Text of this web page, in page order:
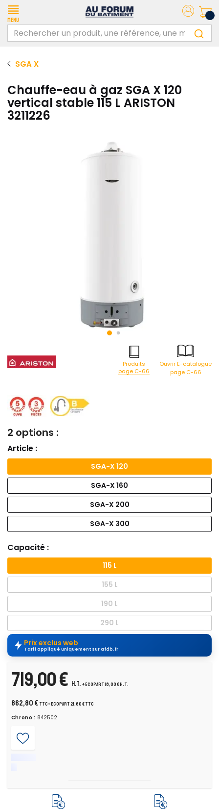
Menu
SGA X
Chauffe-eau à gaz SGA X 120
vertical stable 115 L ARISTON
3211226
Produits
page C-66
Ouvrir E-catalogue
page C-66
2 options :
Article :
SGA-X 120
SGA-X 160
SGA-X 200
SGA-X 300
Capacité :
115 L
155 L
190 L
290 L
Prix exclus web
Tarif appliqué uniquement sur afdb.fr
719,00 € H.T. + ecopart 18,00 € H.T.
862,80 € TTC+ ecopart 21,60 € TTC
Chrono : 842502